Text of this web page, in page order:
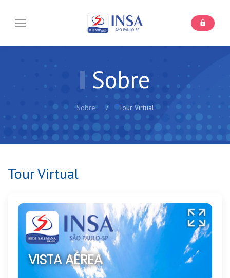
Sobre
Sobre Tour Virtual
Tour Virtual